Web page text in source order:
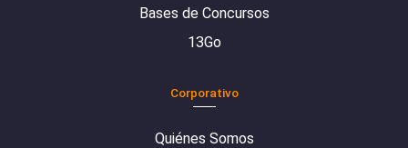
Bases de Concursos
13Go
Corporativo
Quiénes Somos